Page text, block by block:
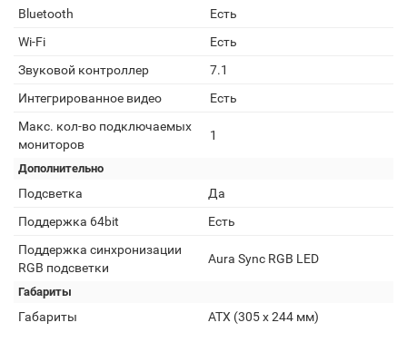
Bluetooth
Есть
Wi-Fi
Есть
Звуковой контроллер
7.1
Интегрированное видео
Есть
Макс. кол-во подключаемых
мониторов
1
Дополнительно
Подсветка
Да
Поддержка 64bit
Есть
Поддержка синхронизации
RGB подсветки
Aura Sync RGB LED
Габариты
Габариты ATX (305 x 244 мм)